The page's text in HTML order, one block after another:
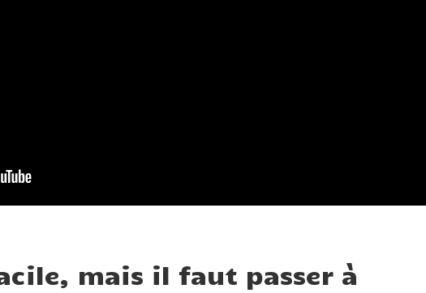
mais il faut passer à